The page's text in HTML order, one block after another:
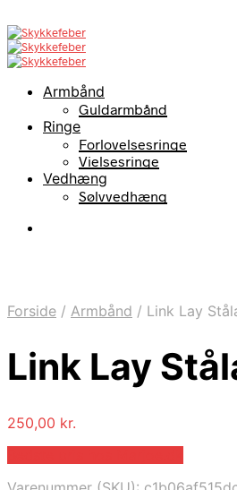
Armbånd
Guldarmbånd
Ringe
Forlovelsesringe
Vielsesringe
Vedhæng
Sølvvedhæng
Forside / Armbånd / Link Lay
Link Lay
250,00 kr.